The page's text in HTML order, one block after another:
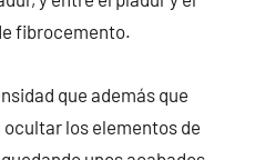
fibrocemento.
que además que
los elementos de